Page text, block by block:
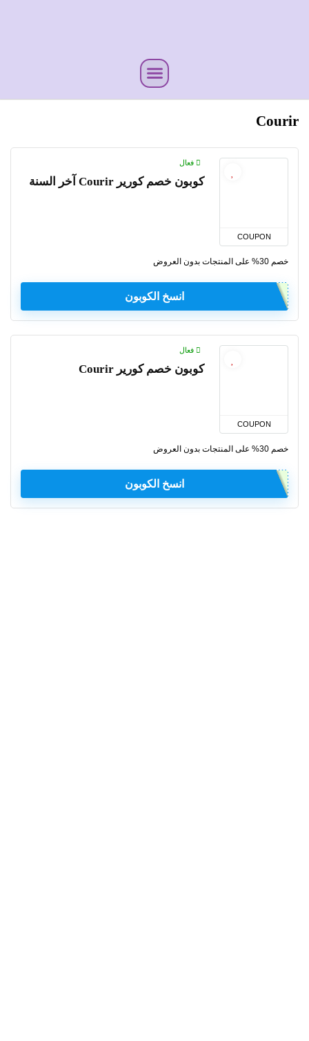
Courir
COUPON
فعال
كوبون خصم كورير Courir آخر السنة
خصم 30% على المنتجات بدون العروض
انسخ الكوبون
COUPON
فعال
كوبون خصم كورير Courir
خصم 30% على المنتجات بدون العروض
انسخ الكوبون